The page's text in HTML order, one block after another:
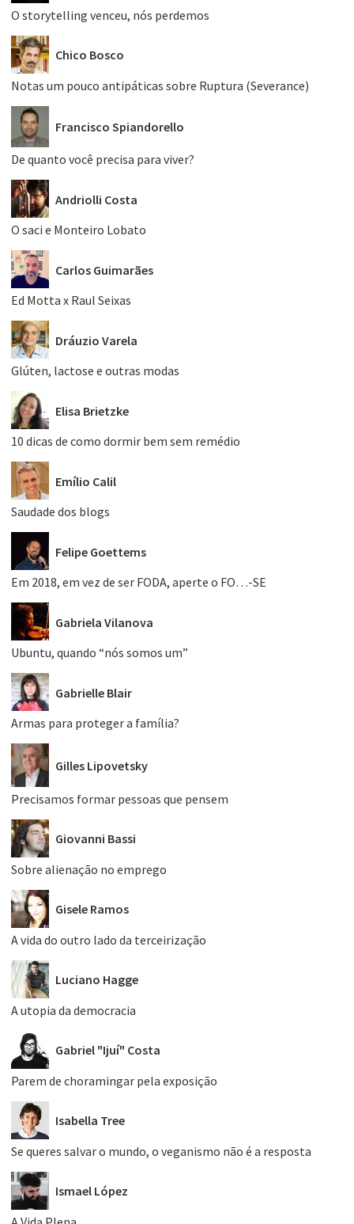
O storytelling venceu, nós perdemos
Chico Bosco
Notas um pouco antipáticas sobre Ruptura (Severance)
Francisco Spiandorello
De quanto você precisa para viver?
Andriolli Costa
O saci e Monteiro Lobato
Carlos Guimarães
Ed Motta x Raul Seixas
Dráuzio Varela
Glúten, lactose e outras modas
Elisa Brietzke
10 dicas de como dormir bem sem remédio
Emílio Calil
Saudade dos blogs
Felipe Goettems
Em 2018, em vez de ser FODA, aperte o FO…-SE
Gabriela Vilanova
Ubuntu, quando “nós somos um”
Gabrielle Blair
Armas para proteger a família?
Gilles Lipovetsky
Precisamos formar pessoas que pensem
Giovanni Bassi
Sobre alienação no emprego
Gisele Ramos
A vida do outro lado da terceirização
Luciano Hagge
A utopia da democracia
Gabriel "Ijuí" Costa
Parem de choramingar pela exposição
Isabella Tree
Se queres salvar o mundo, o veganismo não é a resposta
Ismael López